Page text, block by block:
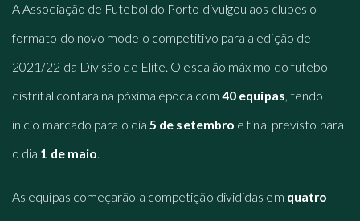
A Associação de Futebol do Porto divulgou aos clubes o
formato do novo modelo competitivo para a edição de
2021/22 da Divisão de Elite. O escalão máximo do futebol
distrital contará na póxima época com 40 equipas, tendo
início marcado para o dia5 de setembro e final previsto para
o dia 1 de maio.
As equipas começarão a competição divididas em quatro